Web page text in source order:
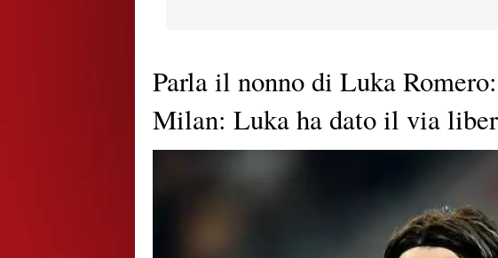
Parla il nonno di Luka
Milan: Luka ha dato il via